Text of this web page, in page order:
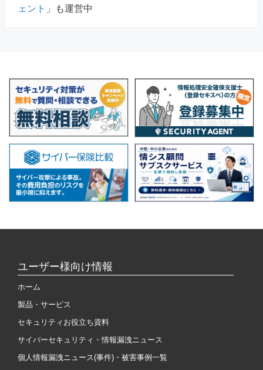
ェント 」も運営中
ユーザー様向け情報
ホーム
製品・サービス
セキュリティお役立ち資料
サイバーセキュリティ・情報漏洩ニュース
個人情報漏洩ニュース(事件)・被害事例一覧